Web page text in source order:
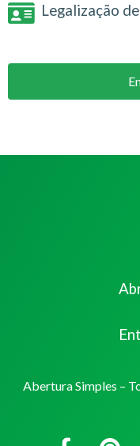
Legalização
Abertura Simples –